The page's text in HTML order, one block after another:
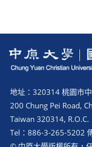
地址：320314 桃園市
200 Chung Pei Road,
Taiwan 320314, R.O.C.
Tel：886-3-265-5202